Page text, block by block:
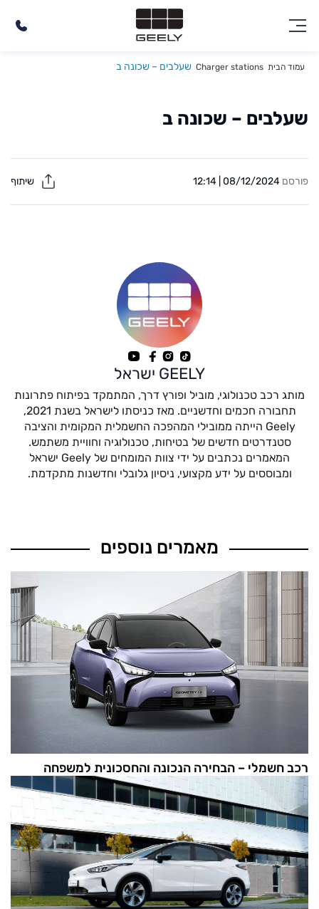
עמוד הבית Charger stations שעלבים – שכונה ב
שעלבים – שכונה ב
פורסם 08/12/2024 | 12:14
GEELY ישראל
מותג רכב טכנולוגי, מוביל ופורץ דרך, המתמקד בפיתוח פתרונות
תחבורה חכמים וחדשניים. מאז כניסתו לישראל בשנת 2021,
Geely הייתה ממובילי המהפכה החשמלית המקומית והציבה
סטנדרטים חדשים של בטיחות, טכנולוגיה וחוויית משתמש.
המאמרים נכתבים על ידי צוות המומחים של Geely ישראל
ומבוססים על ידע מקצועי, ניסיון גלובלי וחדשנות מתקדמת.
מאמרים נוספים
רכב חשמלי – הבחירה הנכונה והחסכונית למשפחה